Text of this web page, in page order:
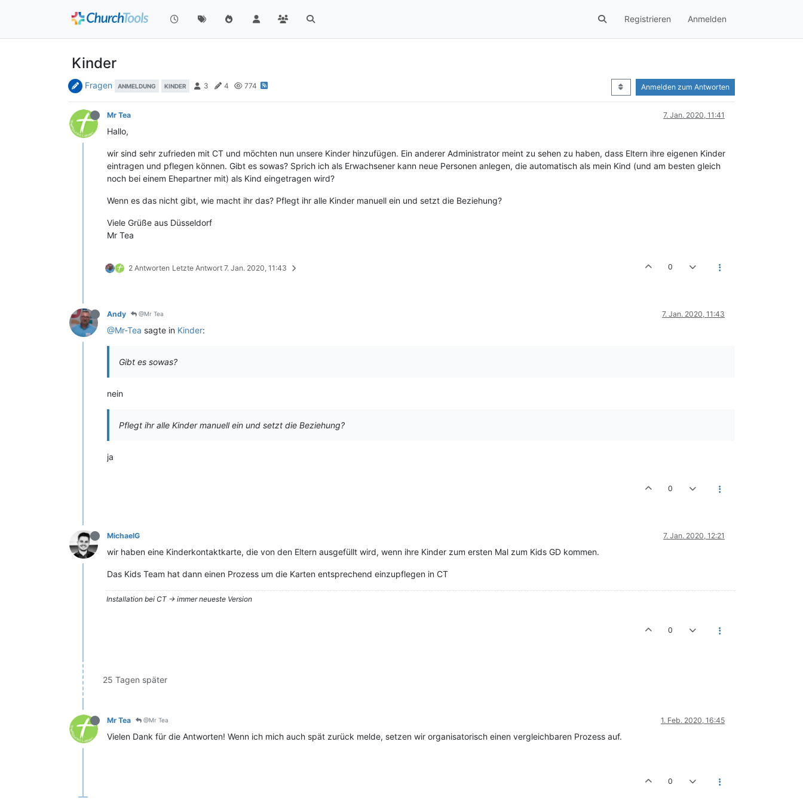
Registrieren Anmelden
Kinder
Fragen ANMELDUNG KINDER 3 4 774 Anmelden zum Antworten
Mr Tea 7. Jan. 2020, 11:41
Hallo,
wir sind sehr zufrieden mit CT und möchten nun unsere Kinder hinzufügen. Ein anderer Administrator meint zu sehen zu haben, dass Eltern ihre eigenen Kinder
eintragen und pflegen können. Gibt es sowas? Sprich ich als Erwachsener kann neue Personen anlegen, die automatisch als mein Kind (und am besten gleich
noch bei einem Ehepartner mit) als Kind eingetragen wird?
Wenn es das nicht gibt, wie macht ihr das? Pflegt ihr alle Kinder manuell ein und setzt die Beziehung?
Viele Grüße aus Düsseldorf
Mr Tea
2 Antworten Letzte Antwort 7. Jan. 2020, 11:43 0
Andy @Mr Tea 7. Jan. 2020, 11:43
@Mr-Tea sagte in Kinder:
Gibt es sowas?
nein
Pflegt ihr alle Kinder manuell ein und setzt die Beziehung?
ja
0
MichaelG 7. Jan. 2020, 12:21
wir haben eine Kinderkontaktkarte, die von den Eltern ausgefüllt wird, wenn ihre Kinder zum ersten Mal zum Kids GD kommen.
Das Kids Team hat dann einen Prozess um die Karten entsprechend einzupflegen in CT
Installation bei CT -> immer neueste Version
0
25 Tagen später
Mr Tea @Mr Tea 1. Feb. 2020, 16:45
Vielen Dank für die Antworten! Wenn ich mich auch spät zurück melde, setzen wir organisatorisch einen vergleichbaren Prozess auf.
0